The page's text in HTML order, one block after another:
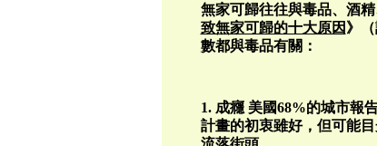
無家可歸往往與毒品、酒
致無家可歸的十大原因 》
數都與毒品有關：
1. 成癮 美國68%的城市報
計畫的初衷雖好，但可能